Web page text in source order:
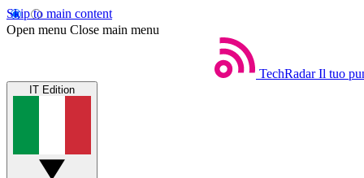
Skip to main content
Open menu Close main menu
TechRadar Il tuo
IT Edition